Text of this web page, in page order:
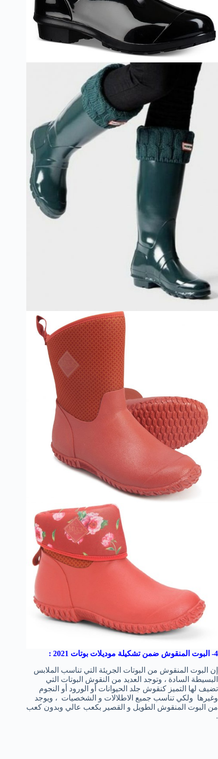
4- البوت المنقوش ضمن تشكيلة موديلات بوتات 2021 :
إن البوت المنقوش من البوتات الجريئة التي تناسب الملابس
البسيطة السادة ، وتوجد العديد من النقوش البوتات التي
تضيف لها التميز كنقوش جلد الحيوانات أو الورود أو النجوم
وغيرها ولكي تناسب جميع الاطلالات و الشخصيات ، ويوجد
من البوت المنقوش الطويل و القصير بكعب عالي وبدون كعب
.